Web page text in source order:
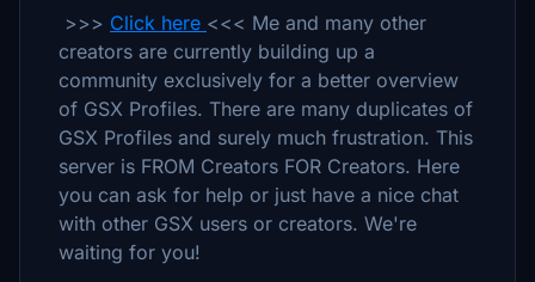
>>> Click here <<< Me and many other
creators are currently building up a
community exclusively for a better overview
of GSX Profiles. There are many duplicates of
GSX Profiles and surely much frustration. This
server is FROM Creators FOR Creators. Here
you can ask for help or just have a nice chat
with other GSX users or creators. We're
waiting for you!